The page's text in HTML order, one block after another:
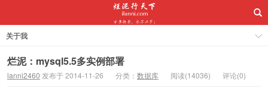
关于我
烂泥：mysql5.5多实例部署
lanni2460 发布于 2014-11-26 分类： 数据库 阅读(14036) 评论(0)